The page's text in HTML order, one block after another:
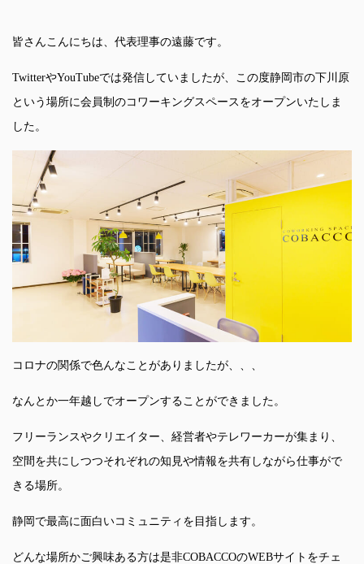
皆さんこんにちは、代表理事の遠藤です。
TwitterやYouTubeでは発信していましたが、この度静岡市の下川原
という場所に会員制のコワーキングスペースをオープンいたしま
した。
コロナの関係で色んなことがありましたが、、、
なんとか一年越しでオープンすることができました。
フリーランスやクリエイター、経営者やテレワーカーが集まり、
空間を共にしつつそれぞれの知見や情報を共有しながら仕事がで
きる場所。
静岡で最高に面白いコミュニティを目指します。
どんな場所かご興味ある方は是非COBACCOのWEBサイトをチェ